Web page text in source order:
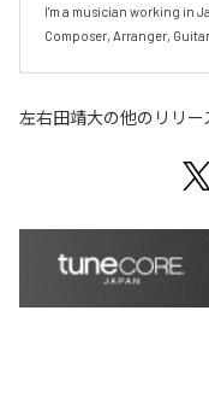
I'm a musician working in
Composer, Arranger,
左右田靖大の他のリリー